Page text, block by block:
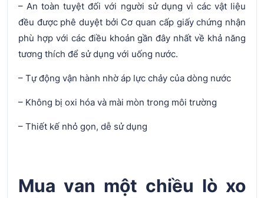
– An toàn tuyệt đối với người sử dụng vì các vật liệu
đều được phê duyệt bởi Cơ quan cấp giấy chứng nhận
phù hợp với các điều khoản gần đây nhất về khả năng
tương thích để sử dụng với uống nước.
– Tự động vận hành nhờ áp lực chảy của dòng nước
– Không bị oxi hóa và mài mòn trong môi trường
– Thiết kế nhỏ gọn, dễ sử dụng
Mua van một chiều lò xo